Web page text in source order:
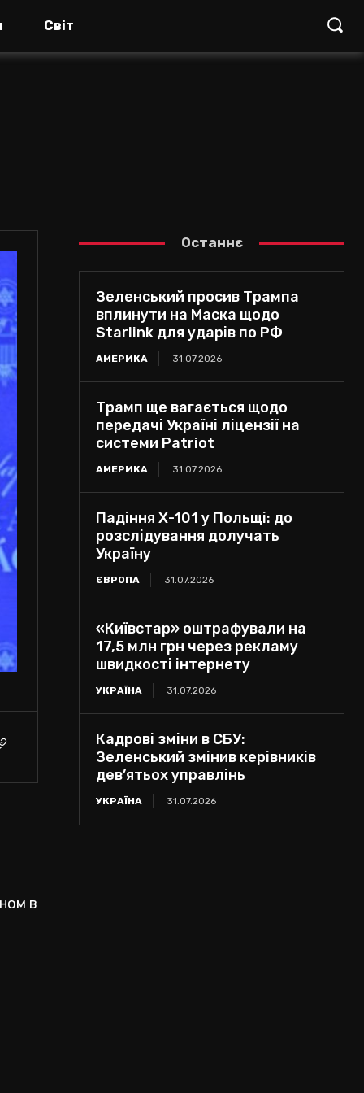
Світ
в
Останнє
Зеленський просив Трампа
вплинути на Маска щодо
Starlink для ударів по РФ
АМЕРИКА 31.07.2026
Трамп ще вагається щодо
передачі Україні ліцензії на
системи Patriot
АМЕРИКА 31.07.2026
Падіння Х-101 у Польщі: до
розслідування долучать
Україну
ЄВРОПА 31.07.2026
«Київстар» оштрафували на
17,5 млн грн через рекламу
швидкості інтернету
УКРАЇНА 31.07.2026
Кадрові зміни в СБУ:
Зеленський змінив керівників
дев’ятьох управлінь
УКРАЇНА 31.07.2026